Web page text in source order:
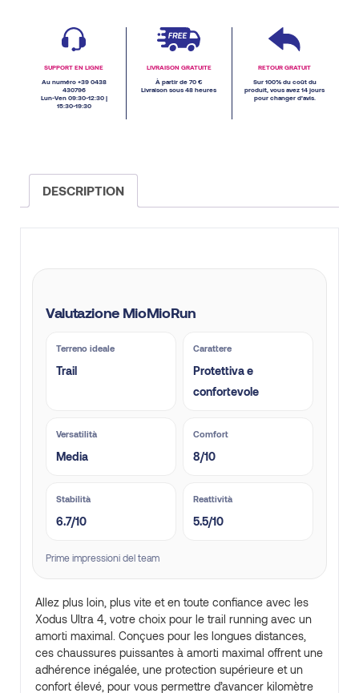
SUPPORT EN LIGNE
Au numéro +39 0438
430796
Lun-Ven 09:30-12:30 |
15:30-19:30
LIVRAISON GRATUITE
À partir de 70 €
Livraison sous 48 heures
RETOUR GRATUIT
Sur 100% du coût du
produit, vous avez 14 jours
pour changer d’avis.
DESCRIPTION
Valutazione MioMioRun
Terreno ideale
Trail
Carattere
Protettiva e
confortevole
Versatilità
Media
Comfort
8/10
Stabilità
6.7/10
Reattività
5.5/10
Prime impressioni del team
Allez plus loin, plus vite et en toute confiance avec les
Xodus Ultra 4, votre choix pour le trail running avec un
amorti maximal. Conçues pour les longues distances,
ces chaussures puissantes à amorti maximal offrent une
adhérence inégalée, une protection supérieure et un
confort élevé, pour vous permettre d’avancer kilomètre